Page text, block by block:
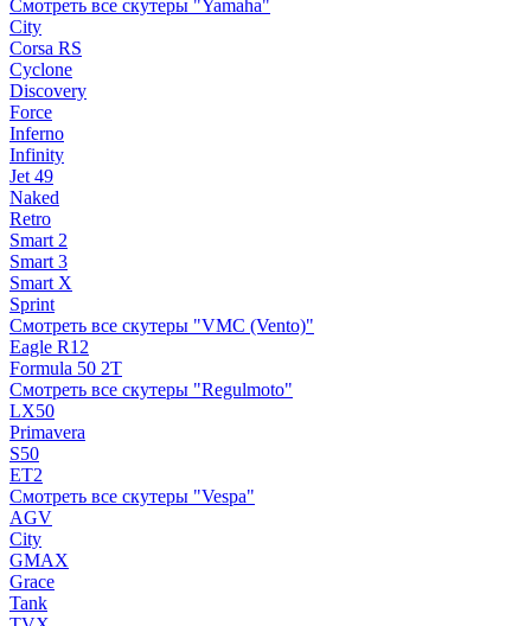
Смотреть все скутеры "Yamaha"
City
Corsa RS
Cyclone
Discovery
Force
Inferno
Infinity
Jet 49
Naked
Retro
Smart 2
Smart 3
Smart X
Sprint
Смотреть все скутеры "VMC (Vento)"
Eagle R12
Formula 50 2Т
Смотреть все скутеры "Regulmoto"
LX50
Primavera
S50
ET2
Смотреть все скутеры "Vespa"
AGV
City
GMAX
Grace
Tank